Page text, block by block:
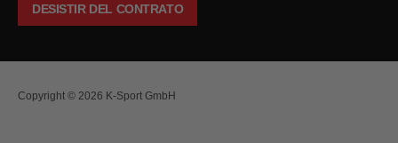
DESISTIR DEL CONTRATO
Copyright © 2026 K-Sport GmbH